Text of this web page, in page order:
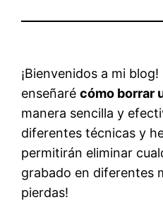
¡Bienvenidos a mi
enseñarécómo borrar
manera sencilla y
diferentes técnicas y
permitirán eliminar
grabado en diferentes
pierdas!